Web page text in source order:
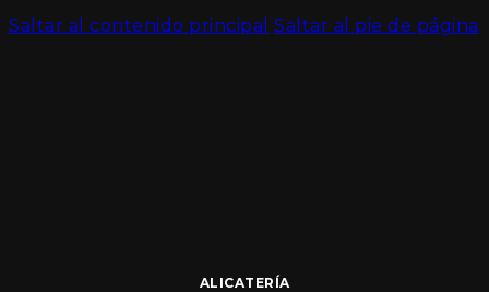
Saltar al contenido principal Saltar al pie de página
ALICATERÍA